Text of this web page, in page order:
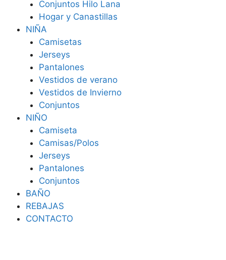
Conjuntos Hilo Lana
Hogar y Canastillas
NIÑA
Camisetas
Jerseys
Pantalones
Vestidos de verano
Vestidos de Invierno
Conjuntos
NIÑO
Camiseta
Camisas/Polos
Jerseys
Pantalones
Conjuntos
BAÑO
REBAJAS
CONTACTO